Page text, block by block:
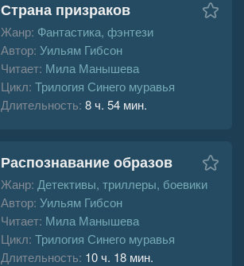
Страна призраков
Жанр: Фантастика, фэнтези
Автор: Уильям Гибсон
Читает: Мила Манышева
Цикл: Трилогия Синего муравья
Длительность: 8 ч. 54 мин.
Распознавание образов
Жанр: Детективы, триллеры, боевики
Автор: Уильям Гибсон
Читает: Мила Манышева
Цикл: Трилогия Синего муравья
Длительность: 10 ч. 18 мин.